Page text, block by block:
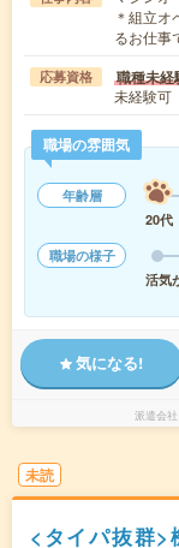
＊組立
るお仕事
応募資格 職種未経
未経験可
職場の雰囲気
年齢層
20代
職場の様子
活気
気になる!
派遣会社
未読
<タイパ抜群>